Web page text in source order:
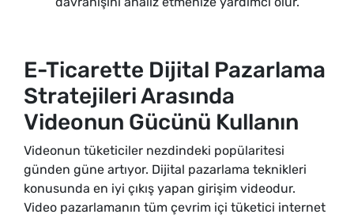
E-Ticarette Dijital Pazarlama
Stratejileri Arasında
Videonun Gücünü Kullanın
Videonun tüketiciler nezdindeki popülaritesi
günden güne artıyor. Dijital pazarlama teknikleri
konusunda en iyi çıkış yapan girişim videodur.
Video pazarlamanın tüm çevrim içi tüketici internet